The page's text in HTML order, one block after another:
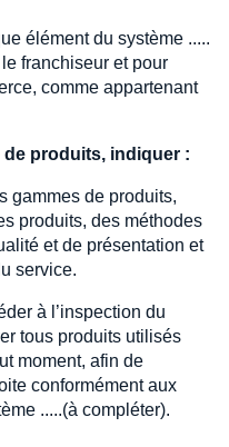
élément du système .....
franchiseur et pour
comme appartenant
produits, indiquer :
gammes de produits,
produits, des méthodes
et de présentation et
service.
à l’inspection du
tous produits utilisés
moment, afin de
conformément aux
.....(à compléter).